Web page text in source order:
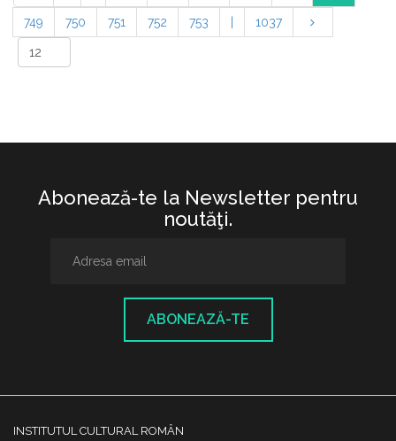
749 750 751 752 753 1037
Abonează-te la Newsletter pentru
noutăţi.
ABONEAZĂ-TE
INSTITUTUL CULTURAL ROMÂN